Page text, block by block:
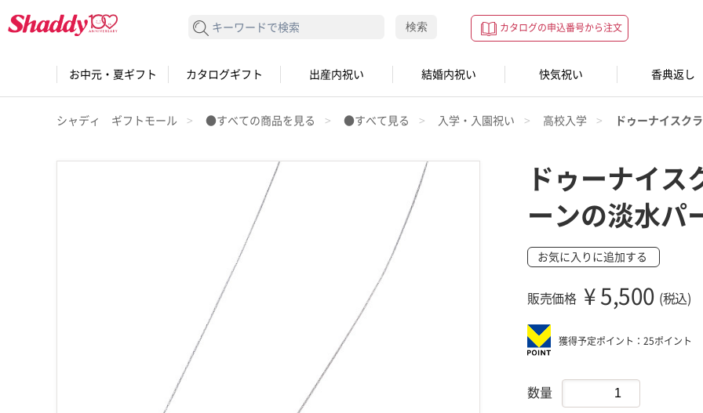
カタログの申込番号から注文
検索する 検索
お中元・夏ギフト カタログギフト 出産内祝い 結婚内祝い 快気祝い 香典返し
シャディ ギフトモール ●すべての商品を見る ●すべて見る 入学・入園祝い 高校入学 ドゥーナイスク
ドゥーナイ
ーンの淡水パ
お気に入りに追加する
販売価格 ¥ 5,500 (税込)
獲得予定ポイント：25ポイント
数量